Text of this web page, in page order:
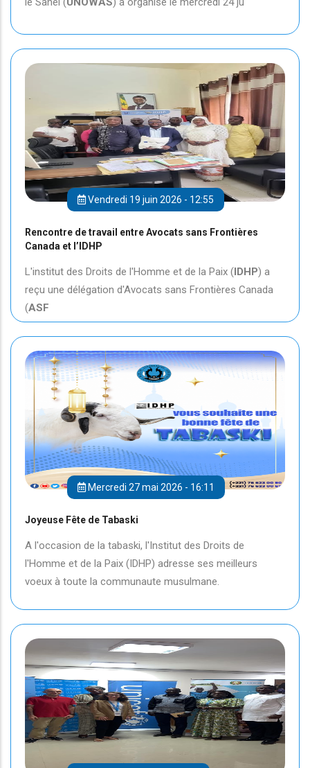
Vendredi 19 juin 2026 - 12:55
Rencontre de travail entre Avocats sans Frontières
Canada et l’IDHP
L'institut des Droits de l'Homme et de la Paix (IDHP) a
reçu une délégation d'Avocats sans Frontières Canada
(ASF
Mercredi 27 mai 2026 - 16:11
Joyeuse Fête de Tabaski
A l'occasion de la tabaski, l'Institut des Droits de
l'Homme et de la Paix (IDHP) adresse ses meilleurs
voeux à toute la communaute musulmane.